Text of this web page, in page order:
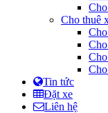
Cho thuê
Tin tức
Đặt xe
Liên hệ